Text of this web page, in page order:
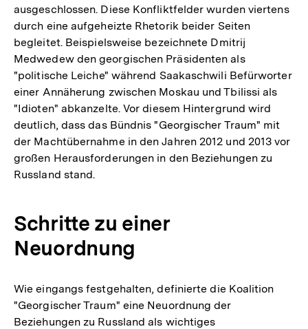
ausgeschlossen. Diese Konfliktfelder wurden viertens
durch eine aufgeheizte Rhetorik beider Seiten
begleitet. Beispielsweise bezeichnete Dmitrij
Medwedew den georgischen Präsidenten als
"politische Leiche" während Saakaschwili Befürworter
einer Annäherung zwischen Moskau und Tbilissi als
"Idioten" abkanzelte. Vor diesem Hintergrund wird
deutlich, dass das Bündnis "Georgischer Traum" mit
der Machtübernahme in den Jahren 2012 und 2013 vor
großen Herausforderungen in den Beziehungen zu
Russland stand.
Schritte zu einer
Neuordnung
Wie eingangs festgehalten, definierte die Koalition
"Georgischer Traum" eine Neuordnung der
Beziehungen zu Russland als wichtiges